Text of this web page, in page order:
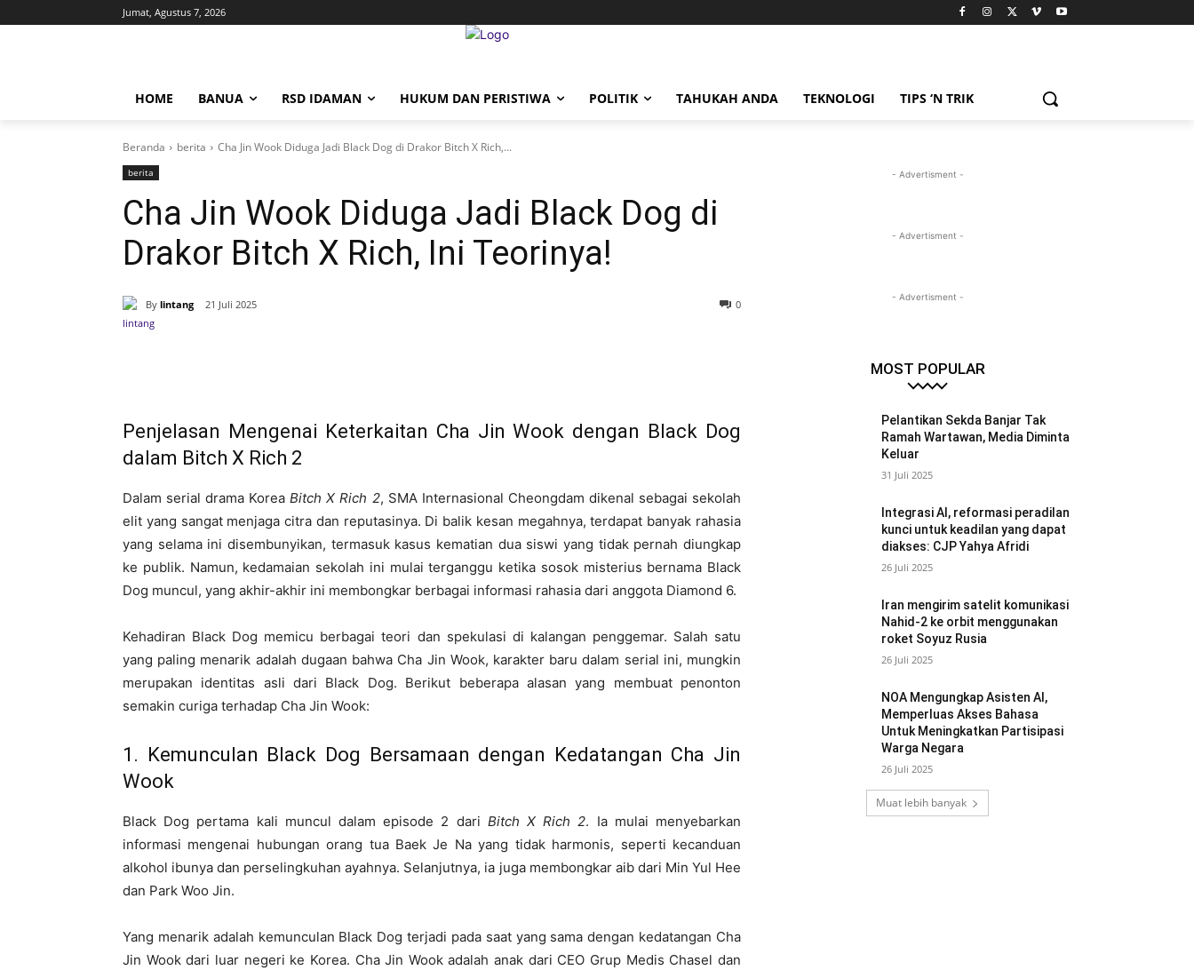
Jumat, Agustus 7, 2026
HOME BANUA RSD IDAMAN HUKUM DAN PERISTIWA POLITIK TAHUKAH ANDA TEKNOLOGI TIPS ‘N TRIK
Beranda berita Cha Jin Wook Diduga Jadi Black Dog di Drakor Bitch X Rich,...
berita
Cha Jin Wook Diduga Jadi Black Dog di
Drakor Bitch X Rich, Ini Teorinya!
By lintang 21 Juli 2025 0
Penjelasan Mengenai Keterkaitan Cha Jin Wook dengan Black Dog
dalam Bitch X Rich 2
Dalam serial drama KoreaBitch X Rich 2, SMA Internasional Cheongdam dikenal sebagai sekolah
elit yang sangat menjaga citra dan reputasinya. Di balik kesan megahnya, terdapat banyak rahasia
yang selama ini disembunyikan, termasuk kasus kematian dua siswi yang tidak pernah diungkap
ke publik. Namun, kedamaian sekolah ini mulai terganggu ketika sosok misterius bernama Black
Dog muncul, yang akhir-akhir ini membongkar berbagai informasi rahasia dari anggota Diamond 6.
Kehadiran Black Dog memicu berbagai teori dan spekulasi di kalangan penggemar. Salah satu
yang paling menarik adalah dugaan bahwa Cha Jin Wook, karakter baru dalam serial ini, mungkin
merupakan identitas asli dari Black Dog. Berikut beberapa alasan yang membuat penonton
semakin curiga terhadap Cha Jin Wook:
1. Kemunculan Black Dog Bersamaan dengan Kedatangan Cha Jin
Wook
Black Dog pertama kali muncul dalam episode 2 dari Bitch X Rich 2. Ia mulai menyebarkan
informasi mengenai hubungan orang tua Baek Je Na yang tidak harmonis, seperti kecanduan
alkohol ibunya dan perselingkuhan ayahnya. Selanjutnya, ia juga membongkar aib dari Min Yul Hee
dan Park Woo Jin.
Yang menarik adalah kemunculan Black Dog terjadi pada saat yang sama dengan kedatangan Cha
Jin Wook dari luar negeri ke Korea. Cha Jin Wook adalah anak dari CEO Grup Medis Chasel dan
- Advertisment -
- Advertisment -
- Advertisment -
MOST POPULAR
Pelantikan Sekda Banjar Tak
Ramah Wartawan, Media Diminta
Keluar
31 Juli 2025
Integrasi AI, reformasi peradilan
kunci untuk keadilan yang dapat
diakses: CJP Yahya Afridi
26 Juli 2025
Iran mengirim satelit komunikasi
Nahid-2 ke orbit menggunakan
roket Soyuz Rusia
26 Juli 2025
NOA Mengungkap Asisten AI,
Memperluas Akses Bahasa
Untuk Meningkatkan Partisipasi
Warga Negara
26 Juli 2025
Muat lebih banyak